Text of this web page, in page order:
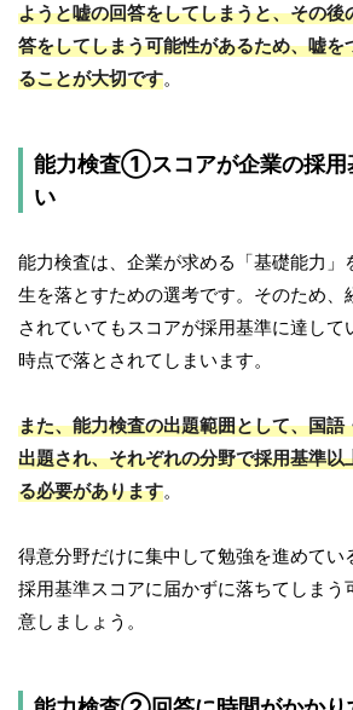
ようと嘘の回答をしてしまうと、その後
答をしてしまう可能性があるため、嘘を
ることが大切です。
能力検査①スコアが企業の採用
い
能力検査は、企業が求める「基礎能力」
生を落とすための選考です。そのため、
されていてもスコアが採用基準に達して
時点で落とされてしまいます。
また、能力検査の出題範囲として、国語
出題され、それぞれの分野で採用基準以
る必要があります。
得意分野だけに集中して勉強を進めてい
採用基準スコアに届かずに落ちてしまう
意しましょう。